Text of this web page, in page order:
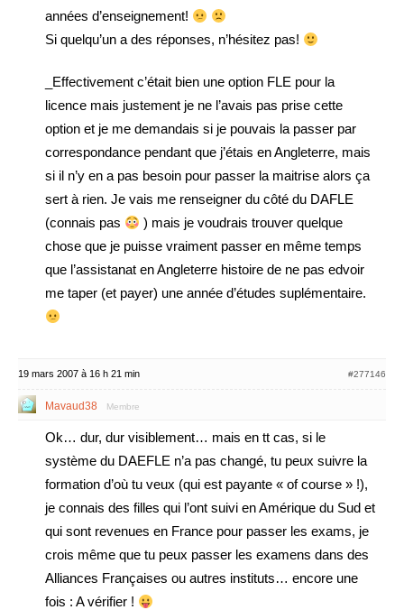
années d’enseignement!
Si quelqu’un a des réponses, n’hésitez pas!
_Effectivement c’était bien une option FLE pour la
licence mais justement je ne l’avais pas prise cette
option et je me demandais si je pouvais la passer par
correspondance pendant que j’étais en Angleterre, mais
si il n’y en a pas besoin pour passer la maitrise alors ça
sert à rien. Je vais me renseigner du côté du DAFLE
(connais pas
) mais je voudrais trouver quelque
chose que je puisse vraiment passer en même temps
que l’assistanat en Angleterre histoire de ne pas edvoir
me taper (et payer) une année d’études suplémentaire.
19 mars 2007 à 16 h 21 min #277146
Mavaud38 Membre
Ok… dur, dur visiblement… mais en tt cas, si le
système du DAEFLE n’a pas changé, tu peux suivre la
formation d’où tu veux (qui est payante « of course » !),
je connais des filles qui l’ont suivi en Amérique du Sud et
qui sont revenues en France pour passer les exams, je
crois même que tu peux passer les examens dans des
Alliances Françaises ou autres instituts… encore une
fois : A vérifier !